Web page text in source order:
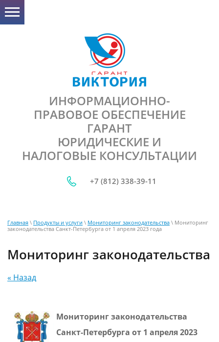
ИНФОРМАЦИОННО-
ПРАВОВОЕ ОБЕСПЕЧЕНИЕ
ГАРАНТ
ЮРИДИЧЕСКИЕ И
НАЛОГОВЫЕ КОНСУЛЬТАЦИИ
+7 (812) 338-39-11
Главная \ Продукты и услуги \ Мониторинг законодательства \ Мониторинг
законодательства Санкт-Петербурга от 1 апреля 2023 года
Мониторинг законодательства
« Назад
Мониторинг законодательства
Санкт-Петербурга от 1 апреля 2023